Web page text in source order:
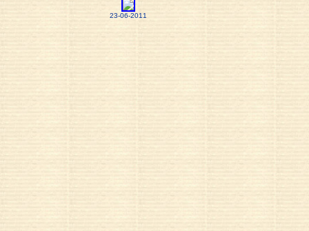
23-06-2011